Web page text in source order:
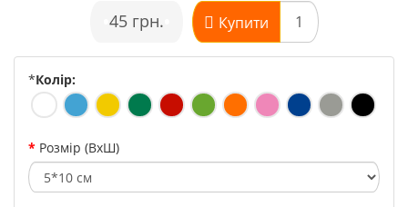
45 грн. Купити
*Колір:
Розмір (ВхШ)